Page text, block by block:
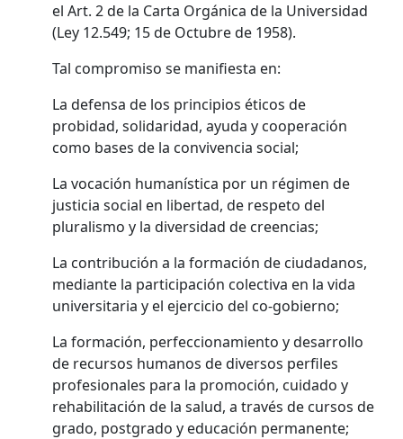
el Art. 2 de la Carta Orgánica de la Universidad
(Ley 12.549; 15 de Octubre de 1958).
Tal compromiso se manifiesta en:
La defensa de los principios éticos de
probidad, solidaridad, ayuda y cooperación
como bases de la convivencia social;
La vocación humanística por un régimen de
justicia social en libertad, de respeto del
pluralismo y la diversidad de creencias;
La contribución a la formación de ciudadanos,
mediante la participación colectiva en la vida
universitaria y el ejercicio del co-gobierno;
La formación, perfeccionamiento y desarrollo
de recursos humanos de diversos perfiles
profesionales para la promoción, cuidado y
rehabilitación de la salud, a través de cursos de
grado, postgrado y educación permanente;